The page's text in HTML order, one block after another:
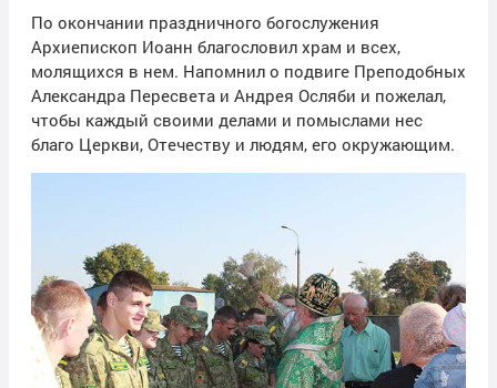
По окончании праздничного богослужения
Архиепископ Иоанн благословил храм и всех,
молящихся в нем. Напомнил о подвиге Преподобных
Александра Пересвета и Андрея Осляби и пожелал,
чтобы каждый своими делами и помыслами нес
благо Церкви, Отечеству и людям, его окружающим.